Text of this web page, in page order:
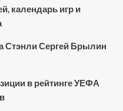
календарь игр и
Стэнли Сергей Брылин
в рейтинге УЕФА